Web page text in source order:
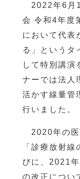
2022年6月
会 令和4年度
において代表
る」というタ
して特別講演
ナーでは法人
活かす線量管
行いました。
2020年の医
「診療放射
びに、2021
の改正につい